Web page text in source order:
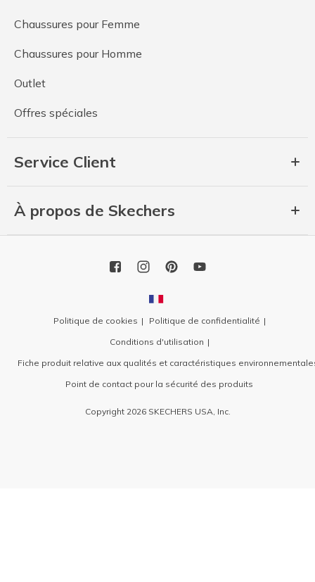
Chaussures pour Femme
Chaussures pour Homme
Outlet
Offres spéciales
Service Client
À propos de Skechers
Politique de cookies
Politique de confidentialité
Conditions d'utilisation
Fiche produit relative aux qualités et caractéristiques
Point de contact pour la sécurité des produits
Copyright 2026 SKECHERS USA, Inc.